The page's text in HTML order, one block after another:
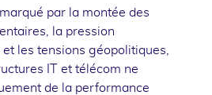
par la montée des
la pression
les tensions géopolitiques,
IT et télécom ne
de la performance